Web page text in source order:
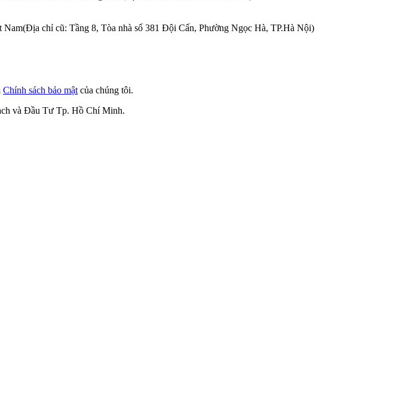
Nam(Địa chỉ cũ: Tầng 8, Tòa nhà số 381 Đội Cấn, Phường Ngọc Hà, TP.Hà Nội)
Chính sách bảo mật của chúng tôi.
và Đầu Tư Tp. Hồ Chí Minh.